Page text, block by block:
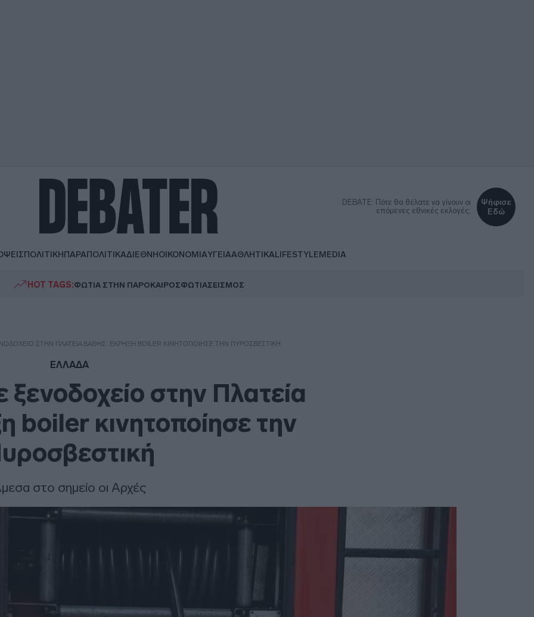
DEBATE: Πότε θα θέλατε να γίνουν οι
επόμενες εθνικές εκλογές;
Ψήφισε
Εδώ
ΠΟΛΙΤΙΚΗΠΑΡΑΠΟΛΙΤΙΚΑΔΙΕΘΝΗΟΙΚΟΝΟΜΙΑΥΓΕΙΑΑΘΛΗΤΙΚΑLIFESTYLEMEDIA
HOT TAGS:ΦΩΤΙΑ ΣΤΗΝ ΠΑΡΟΚΑΙΡΟΣΦΩΤΙΑΣΕΙΣΜΟΣ
ΣΤΗΝ ΠΛΑΤΕΊΑ ΒΆΘΗΣ: ΈΚΡΗΞΗ BOILER ΚΙΝΗΤΟΠΟΊΗΣΕ ΤΗΝ ΠΥΡΟΣΒΕΣΤΙΚΉ
ΕΛΛΑΔΑ
στην Πλατεία
boiler κινητοποίησε την
στο σημείο οι Αρχές